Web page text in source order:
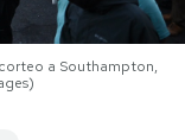
a Southampton,